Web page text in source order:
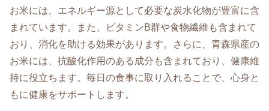
お米には、エネルギー源として必要な炭水化物が豊富に含
まれています。また、ビタミンB群や食物繊維も含まれて
おり、消化を助ける効果があります。さらに、青森県産の
お米には、抗酸化作用のある成分も含まれており、健康維
持に役立ちます。毎日の食事に取り入れることで、心身と
もに健康をサポートします。